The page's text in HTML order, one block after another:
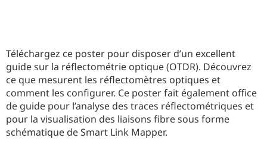
Téléchargez ce poster pour disposer d’un excellent
guide sur la réflectométrie optique (OTDR). Découvrez
ce que mesurent les réflectomètres optiques et
comment les configurer. Ce poster fait également office
de guide pour l’analyse des traces réflectométriques et
pour la visualisation des liaisons fibre sous forme
schématique de Smart Link Mapper.